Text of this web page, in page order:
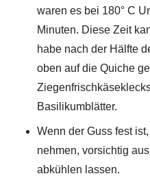
waren es bei 180° C
Minuten. Diese Zeit
habe nach der Hälfte
oben auf die Quiche
Basilikumblätter.
Wenn der Guss fest
nehmen, vorsichtig
abkühlen lassen.